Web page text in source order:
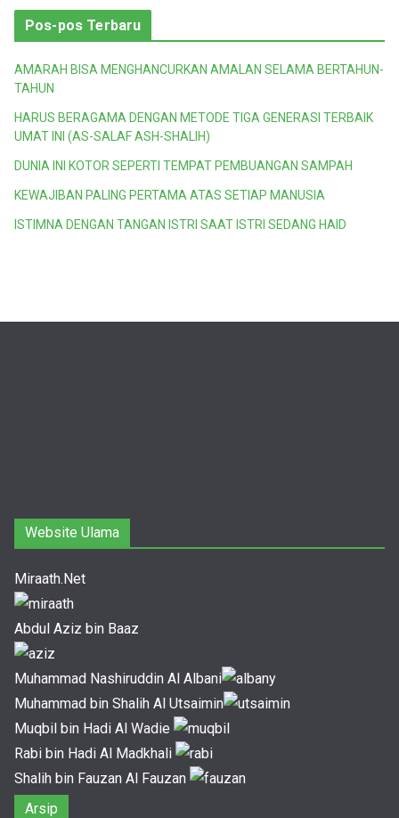
Pos-pos Terbaru
AMARAH BISA MENGHANCURKAN AMALAN SELAMA BERTAHUN-
TAHUN
HARUS BERAGAMA DENGAN METODE TIGA GENERASI TERBAIK
UMAT INI (AS-SALAF ASH-SHALIH)
DUNIA INI KOTOR SEPERTI TEMPAT PEMBUANGAN SAMPAH
KEWAJIBAN PALING PERTAMA ATAS SETIAP MANUSIA
ISTIMNA DENGAN TANGAN ISTRI SAAT ISTRI SEDANG HAID
Website Ulama
Miraath.Net
Abdul Aziz bin Baaz
Muhammad Nashiruddin Al Albani
Muhammad bin Shalih Al Utsaimin
Muqbil bin Hadi Al Wadie
Rabi bin Hadi Al Madkhali
Shalih bin Fauzan Al Fauzan
Arsip